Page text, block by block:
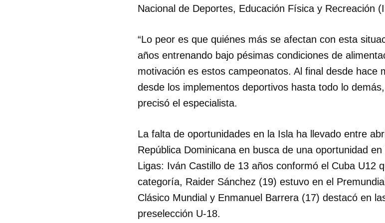
Nacional de Deportes, Educación Física y Recreación
“Lo peor es que quiénes más se afectan con esta
años entrenando bajo pésimas condiciones de
motivación es estos campeonatos. Al final desde hace
desde los implementos deportivos hasta todo lo
precisó el especialista.
La falta de oportunidades en la Isla ha llevado entre
República Dominicana en busca de una oportunidad
Ligas: Iván Castillo de 13 años conformó el Cuba U12
categoría, Raider Sánchez (19) estuvo en el
Clásico Mundial y Enmanuel Barrera (17) destacó en
preselección U-18.